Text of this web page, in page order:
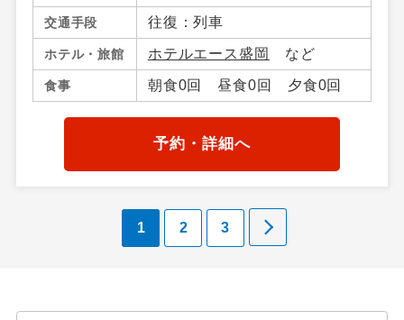
つ・大間)・八戸・十和田湖・
奥入瀬（青森県）・大鰐・碇
ケ関・不老不死・鰺ケ沢・弘
前・三沢・竜飛岬・青森県そ
の他、岩手県／盛岡市・つな
ぎ・鶯宿温泉・八幡平・雫
石・二戸・小岩井農場・平
田市内・田沢湖・鹿角・花
輪・湯瀬温泉・玉川温泉・田
沢湖高原・乳頭温泉郷・十和
交通手段 往復：列車
ホテル・旅館 ホテルエース盛岡 など
食事 朝食0回 昼食0回 夕食0回
予約・詳細へ
1 2 3